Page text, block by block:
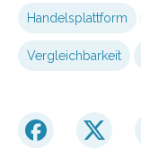
Handelsplattform
Vergleichbarkeit